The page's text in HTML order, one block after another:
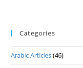
Categories
Arabic Articles(46)